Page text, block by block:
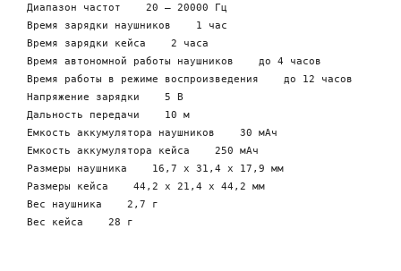
Диапазон частот    20 — 20000 Гц
Время зарядки наушников    1 час
Время зарядки кейса    2 часа
Время автономной работы наушников    до 4 часов
Время работы в режиме воспроизведения    до 12 часов
Напряжение зарядки    5 В
Дальность передачи    10 м
Емкость аккумулятора наушников    30 мАч
Емкость аккумулятора кейса    250 мАч
Размеры наушника    16,7 х 31,4 х 17,9 мм
Размеры кейса    44,2 х 21,4 х 44,2 мм
Вес наушника    2,7 г